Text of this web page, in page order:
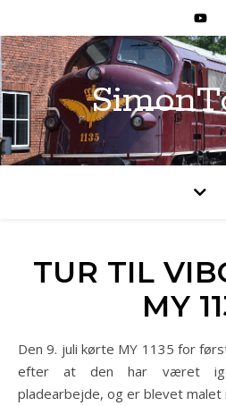
TUR TIL
MY
Den 9. juli kørte MY 1135 for første gang med passagerer,
efter at den har været
pladearbejde, og er blevet